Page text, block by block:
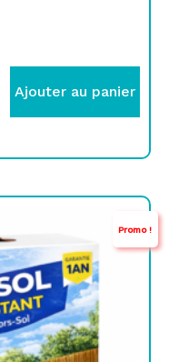
Ajouter au panier
Promo !